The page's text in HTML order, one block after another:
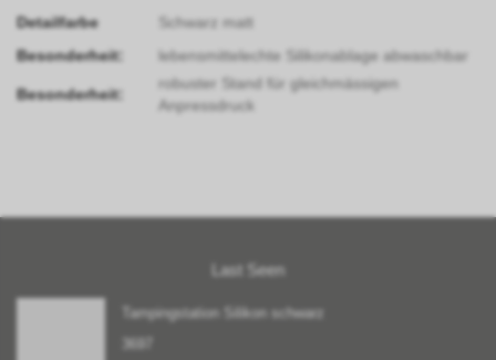
Detailfarbe
Schwarz matt
Besonderheit:
lebensmittelechte Silikonablage abwaschbar
Besonderheit:
robuster Stand für gleichmässigen
Anpressdruck
Last Seen
Tampingstation Silikon schwarz